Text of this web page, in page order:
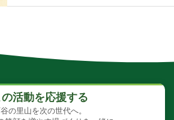
の活動を応援する
の里山を次の世代へ。